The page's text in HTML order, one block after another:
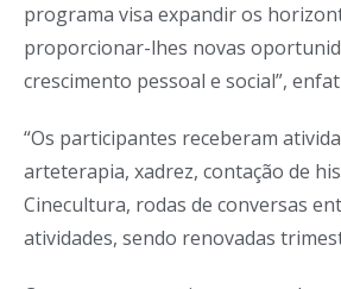
programa visa expandir os
proporcionar-lhes novas
crescimento pessoal e social”,
“Os participantes receberam
arteterapia, xadrez, contação de
Cinecultura, rodas de conversas
atividades, sendo renovadas